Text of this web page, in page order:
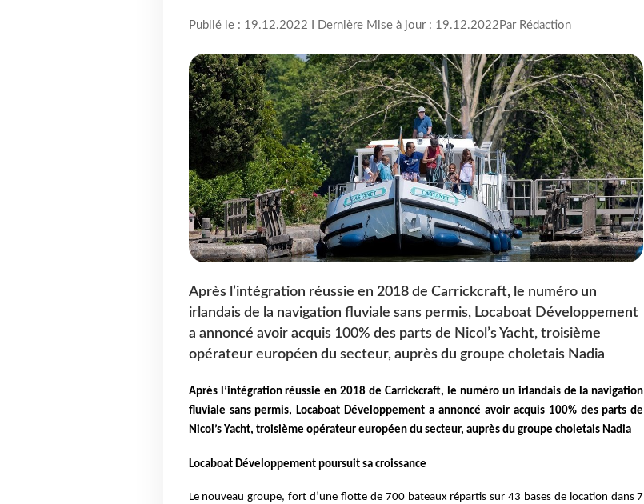
Publié le : 19.12.2022 I Dernière Mise à jour : 19.12.2022 Par Rédaction
Après l’intégration réussie en 2018 de Carrickcraft, le numéro un
irlandais de la navigation fluviale sans permis, Locaboat Développement
a annoncé avoir acquis 100% des parts de Nicol’s Yacht, troisième
opérateur européen du secteur, auprès du groupe choletais Nadia
Après l’intégration réussie en 2018 de Carrickcraft, le numéro un irlandais de la navigation
fluviale sans permis, Locaboat Développement a annoncé avoir acquis 100% des parts de
Nicol’s Yacht, troisième opérateur européen du secteur, auprès du groupe choletais Nadia
Locaboat Développement poursuit sa croissance
Le nouveau groupe, fort d’une flotte de 700 bateaux répartis sur 43 bases de location dans 7